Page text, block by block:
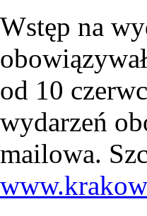
Wstęp na
od 10
wydarzeń
mailowa.